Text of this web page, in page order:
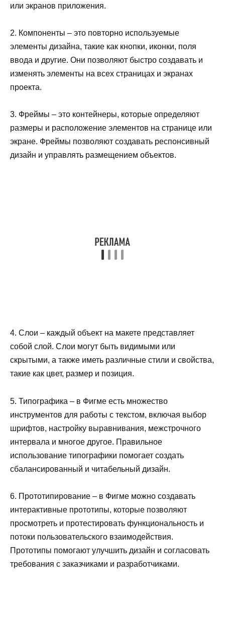
или экранов приложения.
2. Компоненты – это повторно используемые
элементы дизайна, такие как кнопки, иконки, поля
ввода и другие. Они позволяют быстро создавать и
изменять элементы на всех страницах и экранах
проекта.
3. Фреймы – это контейнеры, которые определяют
размеры и расположение элементов на странице или
экране. Фреймы позволяют создавать респонсивный
дизайн и управлять размещением объектов.
4. Слои – каждый объект на макете представляет
собой слой. Слои могут быть видимыми или
скрытыми, а также иметь различные стили и свойства,
такие как цвет, размер и позиция.
5. Типографика – в Фигме есть множество
инструментов для работы с текстом, включая выбор
шрифтов, настройку выравнивания, межстрочного
интервала и многое другое. Правильное
использование типографики помогает создать
сбалансированный и читабельный дизайн.
6. Прототипирование – в Фигме можно создавать
интерактивные прототипы, которые позволяют
просмотреть и протестировать функциональность и
потоки пользовательского взаимодействия.
Прототипы помогают улучшить дизайн и согласовать
требования с заказчиками и разработчиками.